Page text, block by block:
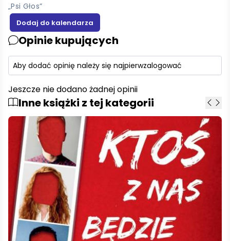
„Psi Głos”
Opinie kupujących
Aby dodać opinię należy się najpierwzalogować
Jeszcze nie dodano żadnej opinii
Inne książki z tej kategorii